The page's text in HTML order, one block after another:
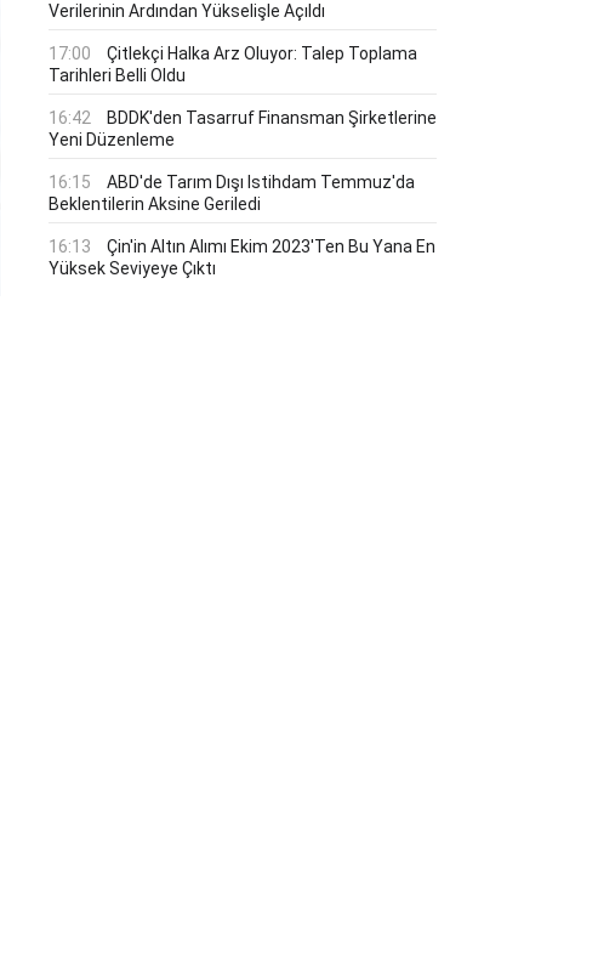
Verilerinin Ardından Yükselişle Açıldı
17:00
Çitlekçi Halka Arz Oluyor: Talep Toplama
Tarihleri Belli Oldu
16:42
BDDK'den Tasarruf Finansman Şirketlerine
Yeni Düzenleme
16:15
ABD'de Tarım Dışı Istihdam Temmuz'da
Beklentilerin Aksine Geriledi
16:13
Çin'in Altın Alımı Ekim 2023'ten Bu Yana En
Yüksek Seviyeye Çıktı